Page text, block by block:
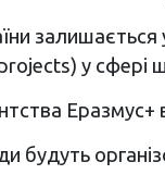
залишається
у сфері
будуть